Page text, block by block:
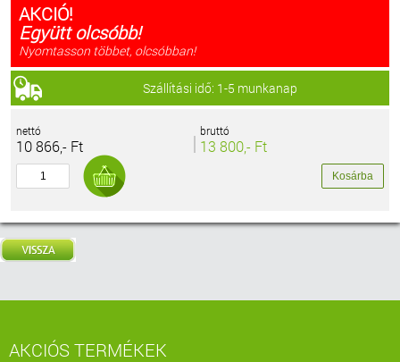
AKCIÓ!
Együtt olcsóbb!
Nyomtasson többet, olcsóbban!
Szállítási idő: 1-5 munkanap
nettó
10 866,- Ft
bruttó
13 800,- Ft
AKCIÓS TERMÉKEK